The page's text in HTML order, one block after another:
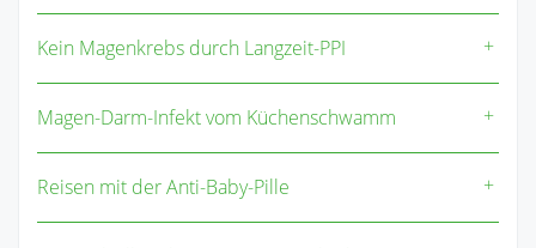
Kein Magenkrebs durch Langzeit-PPI
Magen-Darm-Infekt vom Küchenschwamm
Reisen mit der Anti-Baby-Pille